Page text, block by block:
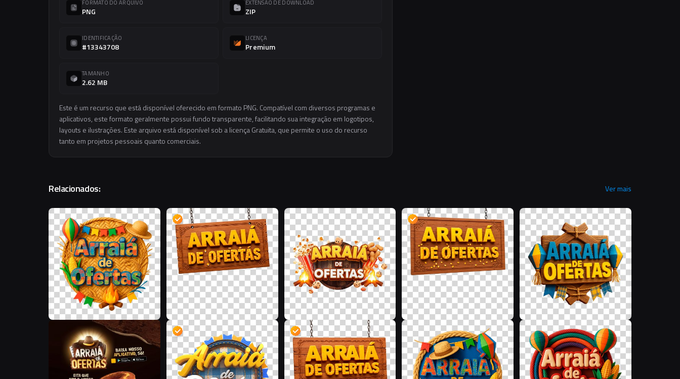
FORMATO DO ARQUIVO
PNG
EXTENSÃO DE DOWNLOAD
ZIP
IDENTIFICAÇÃO
#13343708
LICENÇA
Premium
TAMANHO
2.62 MB
Este é um recurso que está disponível oferecido em formato PNG. Compatível com diversos programas e
aplicativos, este formato geralmente possui fundo transparente, facilitando sua integração em logotipos,
layouts e ilustrações. Este arquivo está disponível sob a licença Gratuita, que permite o uso do recurso
tanto em projetos pessoais quanto comerciais.
Relacionados: Ver mais
L I K I N
A D I L A